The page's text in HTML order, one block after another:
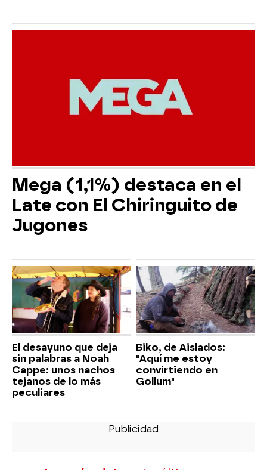
Mega (1,1%) destaca en el
Late con El Chiringuito de
Jugones
El desayuno que deja
sin palabras a Noah
Cappe: unos nachos
tejanos de lo más
peculiares
Biko, de Aislados:
"Aquí me estoy
convirtiendo en
Gollum"